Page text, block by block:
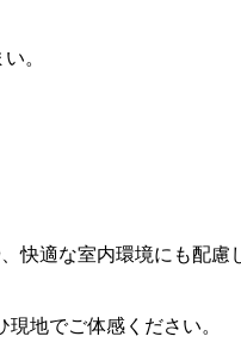
。
快適な室内環境にも配慮
地でご体感ください。